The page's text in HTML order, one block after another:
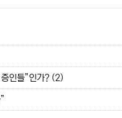
인들”인가? (2)